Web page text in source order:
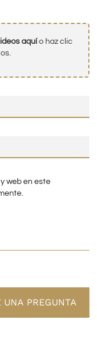
aquío haz clic
web en este
UNA PREGUNTA